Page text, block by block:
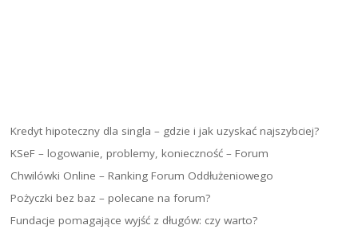
Kredyt hipoteczny dla singla – gdzie i jak uzyskać najszybciej?
KSeF – logowanie, problemy, konieczność – Forum
Chwilówki Online – Ranking Forum Oddłużeniowego
Pożyczki bez baz – polecane na forum?
Fundacje pomagające wyjść z długów: czy warto?